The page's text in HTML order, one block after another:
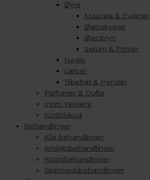
Øjne
Mascara & Eyeliner
Øjenskygge
Øjenbryn
Serum & Primer
Negle
Læber
Tilbehør & Pensler
Parfumer & Dufte
Intim Velvære
Kosttilskud
Behandlinger
Alle behandlinger
Ansigtsbehandlinger
Kropsbehandlinger
Skønhedsbehandlinger